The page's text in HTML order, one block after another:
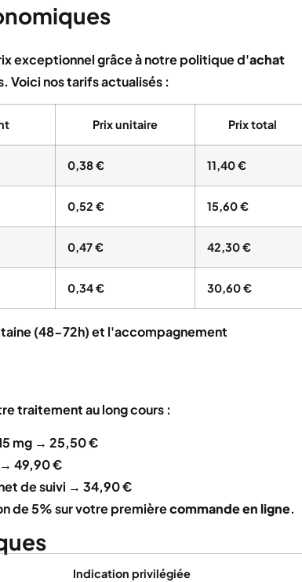
exceptionnel grâce à notre politique d'achat
Voici nos tarifs actualisés :
Prix unitaire Prix total
0,38 € 11,40 €
0,52 € 15,60 €
0,47 € 42,30 €
0,34 € 30,60 €
(48-72h) et l'accompagnement
traitement au long cours :
mg → 25,50 €
→ 49,90 €
de suivi → 34,90 €
de 5% sur votre premièrecommande en ligne.
Indication privilégiée